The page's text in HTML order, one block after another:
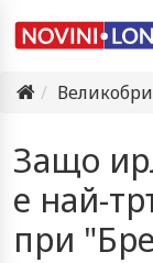
Защо
е най-
при